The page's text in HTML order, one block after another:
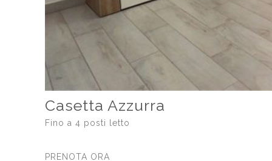
Casetta Azzurra
Fino a 4 posti letto
PRENOTA ORA